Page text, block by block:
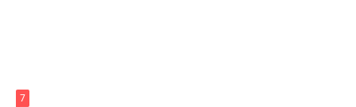
7